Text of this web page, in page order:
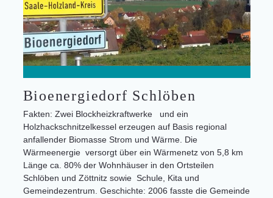
Bioenergiedorf Schlöben
Fakten: Zwei Blockheizkraftwerke und ein
Holzhackschnitzelkessel erzeugen auf Basis regional
anfallender Biomasse Strom und Wärme. Die
Wärmeenergie versorgt über ein Wärmenetz von 5,8 km
Länge ca. 80% der Wohnhäuser in den Ortsteilen
Schlöben und Zöttnitz sowie Schule, Kita und
Gemeindezentrum. Geschichte: 2006 fasste die Gemeinde